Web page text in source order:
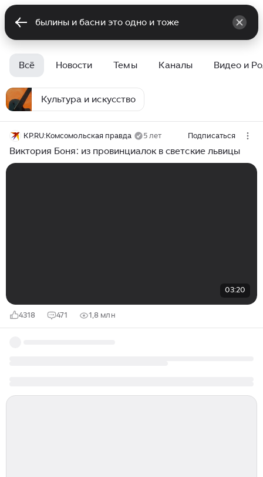
Всё Новости Темы Каналы Видео и
Культура и искусство
KP.RU:Комсомольская правда 5 лет Подписаться
Виктория Боня: из провинциалок в светские львицы
03:20
4318 471 1,8 млн